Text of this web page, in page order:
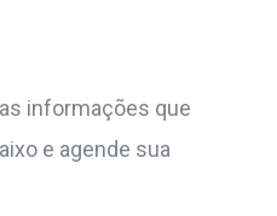
informações que
e agende sua